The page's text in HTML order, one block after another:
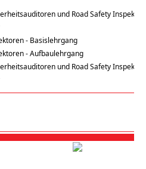
und Road Safety
- Basislehrgang
- Aufbaulehrgang
und Road Safety